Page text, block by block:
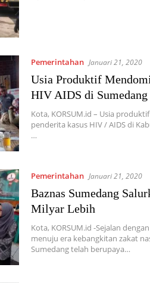
Pemerintahan Januari 21, 2020
Usia Produktif
HIV AIDS di Sumedang
Kota, KORSUM.id – Usia
penderita kasus HIV / AIDS di
…
Pemerintahan Januari 21, 2020
Baznas Sumedang
Milyar Lebih
Kota, KORSUM.id -Sejalan
menuju era kebangkitan zakat
Sumedang telah berupaya…